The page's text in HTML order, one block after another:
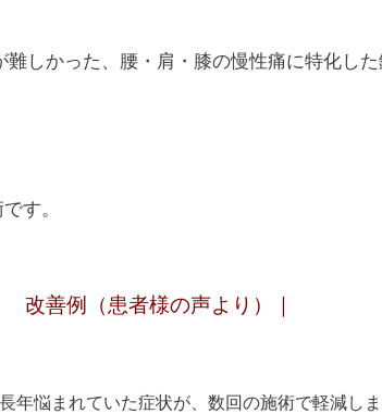
しかった、腰・肩・膝の慢性痛に特化した
す。
改善例（患者様の声より）｜
悩まれていた症状が、数回の施術で軽減しま